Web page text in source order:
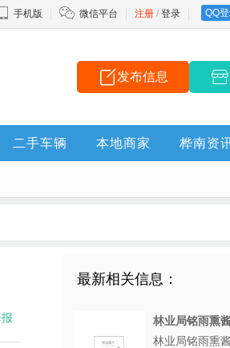
注册 / 登录 QQ
手机版 微信平台
发布信息
二手车辆 本地商家 桦南资
最新相关信息：
林业局铭雨熏
林业局铭雨熏